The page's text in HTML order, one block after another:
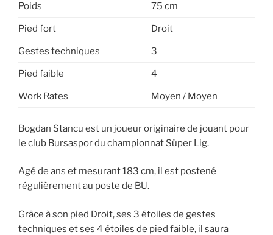
Poids 75 cm
Pied fort Droit
Gestes techniques 3
Pied faible 4
Work Rates Moyen / Moyen
Bogdan Stancu est un joueur originaire de jouant pour
le club Bursaspor du championnat Süper Lig.
Agé de ans et mesurant 183 cm, il est postené
régulièrement au poste de BU.
Grâce à son pied Droit, ses 3 étoiles de gestes
techniques et ses 4 étoiles de pied faible, il saura